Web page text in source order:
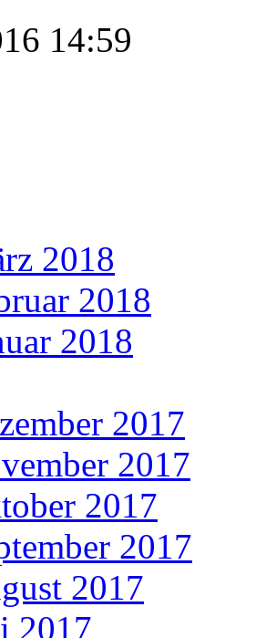
14:59
2018
2018
2018
2017
2017
2017
2017
2017
2017